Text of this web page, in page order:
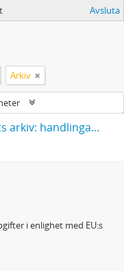
Avsluta
Arkiv
Svenska humanistiska förbundets arkiv: handlingar 2003-2012
i enlighet med EU:s